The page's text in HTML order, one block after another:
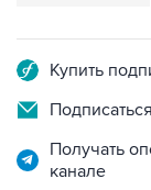
Купить
Получать
канале